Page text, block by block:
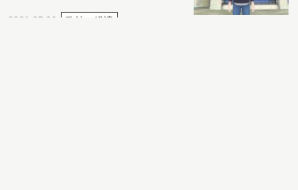
2021.05.02 政治・経済